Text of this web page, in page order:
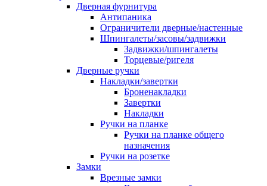
Дверная фурнитура
Антипаника
Ограничители дверные/настенные
Шпингалеты/засовы/задвижки
Задвижки/шпингалеты
Торцевые/ригеля
Дверные ручки
Накладки/завертки
Броненакладки
Завертки
Накладки
Ручки на планке
Ручки на планке общего
назначения
Ручки на розетке
Замки
Врезные замки